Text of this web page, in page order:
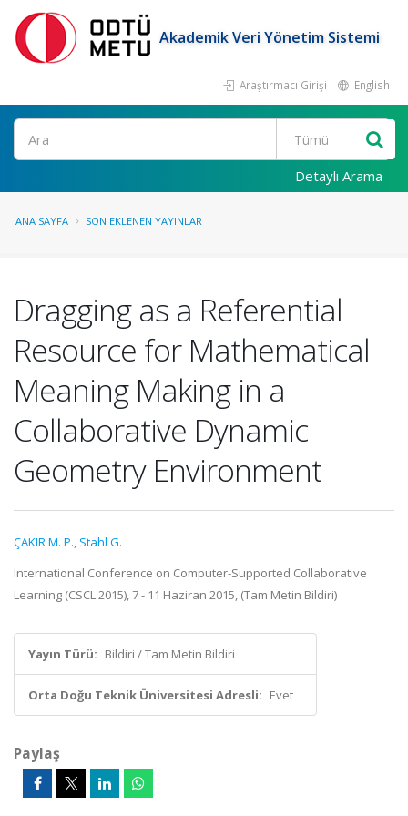
Akademik Veri Yönetim Sistemi
Araştırmacı Girişi English
Ara
Detaylı Arama
ANA SAYFA SON EKLENEN YAYINLAR
Dragging as a Referential
Resource for Mathematical
Meaning Making in a
Collaborative Dynamic
Geometry Environment
ÇAKIR M. P., Stahl G.
International Conference on Computer-Supported Collaborative
Learning (CSCL 2015), 7 - 11 Haziran 2015, (Tam Metin Bildiri)
Yayın Türü: Bildiri / Tam Metin Bildiri
Orta Doğu Teknik Üniversitesi Adresli: Evet
Paylaş